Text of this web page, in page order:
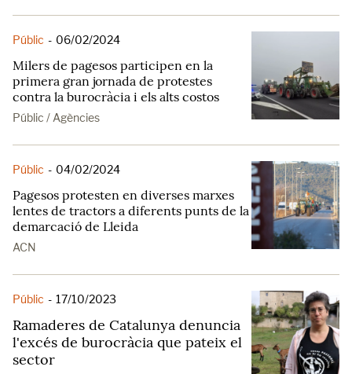
Públic - 06/02/2024
Milers de pagesos participen en la
primera gran jornada de protestes
contra la burocràcia i els alts costos
Públic / Agències
Públic - 04/02/2024
Pagesos protesten en diverses marxes
lentes de tractors a diferents punts de la
demarcació de Lleida
ACN
Públic - 17/10/2023
Ramaderes de Catalunya denuncia
l'excés de burocràcia que pateix el
sector